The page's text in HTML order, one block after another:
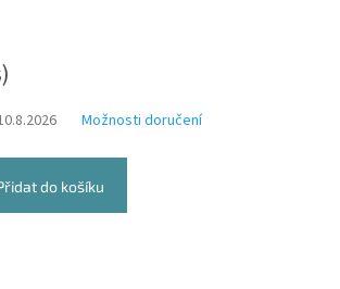
Možnosti doručení
do košíku